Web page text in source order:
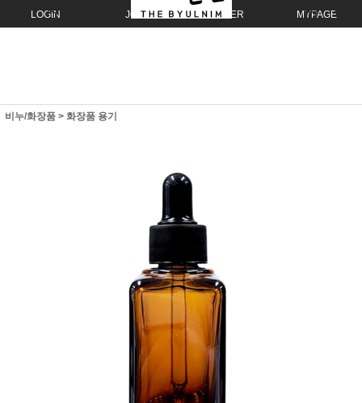
LOGIN JOIN ORDER MYPAGE
비누/화장품 > 화장품 용기